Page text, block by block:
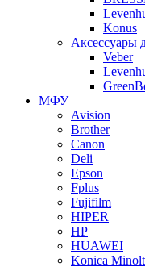
Konus
Аксессуары
Veber
МФУ
Avision
Brother
Canon
Deli
Epson
Fplus
Fujifilm
HIPER
HP
HUAWEI
Konica